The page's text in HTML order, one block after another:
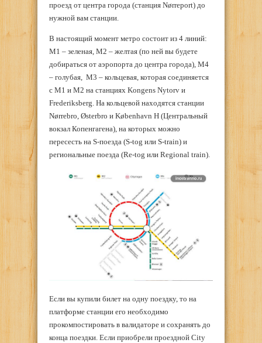
проезд от центра города (станция Nørrepоrt) до
нужной вам станции.
В настоящий момент метро состоит из 4 линий:
М1 – зеленая, М2 – желтая (по ней вы будете
добираться от аэропорта до центра города), М4
– голубая, М3 – кольцевая, которая соединяется
с М1 и М2 на станциях Kongens Nytorv и
Frederiksberg. На кольцевой находятся станции
Nørrebro, Østerbro и København H (Центральный
вокзал Копенгагена), на которых можно
пересесть на S-поезда (S-tog или S-train) и
региональные поезда (Re-tog или Regional train).
Если вы купили билет на одну поездку, то на
платформе станции его необходимо
прокомпостировать в валидаторе и сохранять до
конца поездки. Если приобрели проездной City